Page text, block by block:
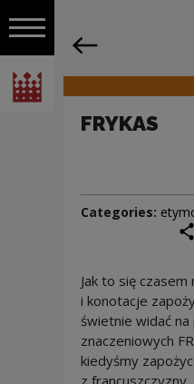
Open navigation
National Centre for Culture
Navigation
FRYKAS
Categories:
Jak to się
i konotacje
świetnie widać na
znaczeniowych
kiedyśmy
z